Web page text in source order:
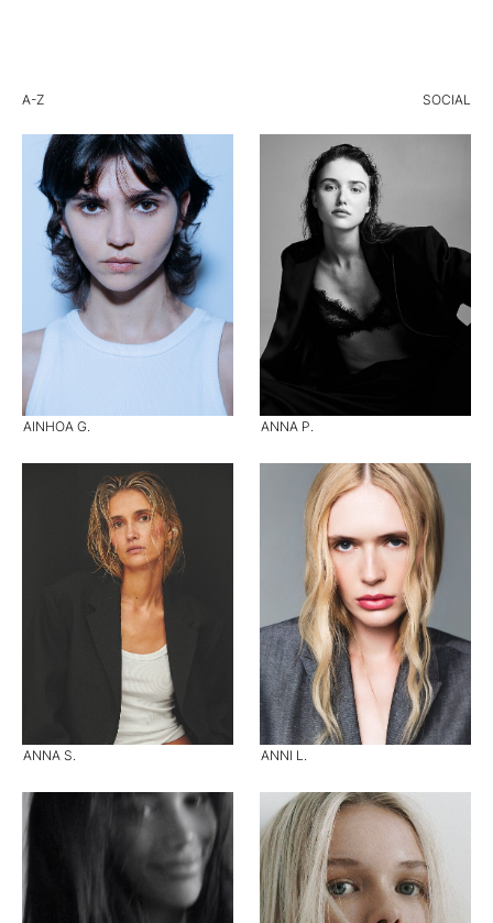
A-Z SOCIAL
AINHOA G. ANNA P.
ANNA S. ANNI L.